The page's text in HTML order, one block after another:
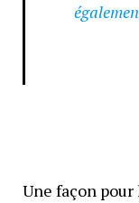
Une façon pour